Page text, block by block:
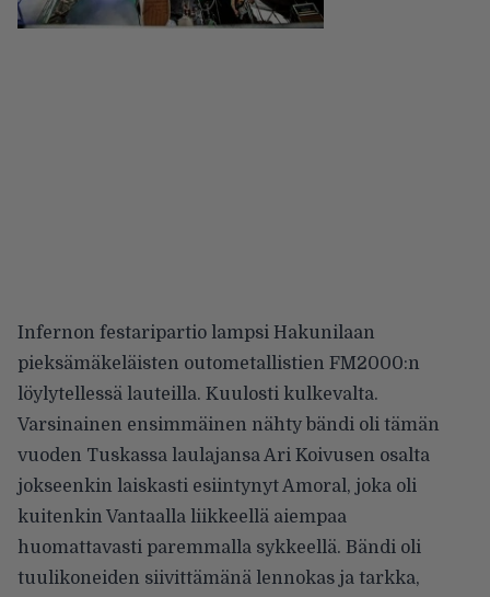
Infernon festaripartio lampsi Hakunilaan
pieksämäkeläisten outometallistien FM2000:n
löylytellessä lauteilla. Kuulosti kulkevalta.
Varsinainen ensimmäinen nähty bändi oli tämän
vuoden Tuskassa laulajansa Ari Koivusen osalta
jokseenkin laiskasti esiintynyt Amoral, joka oli
kuitenkin Vantaalla liikkeellä aiempaa
huomattavasti paremmalla sykkeellä. Bändi oli
tuulikoneiden siivittämänä lennokas ja tarkka,